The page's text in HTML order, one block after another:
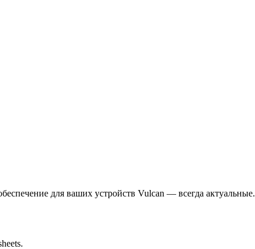
для ваших устройств Vulcan — всегда актуальные.